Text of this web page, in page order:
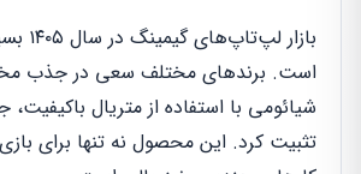
بازار
است. برندهای مختلف سعی در جذب
شیائومی با استفاده از متریال باکیفیت،
تثبیت کرد. این محصول نه تنها برای